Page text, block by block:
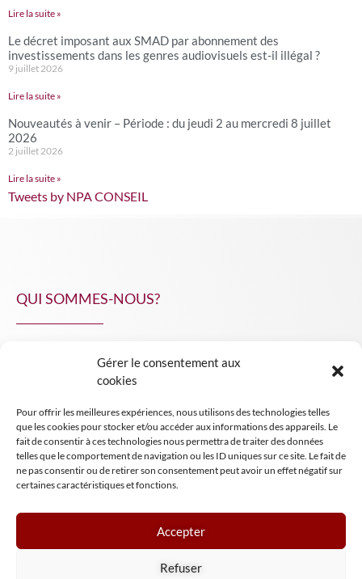
Gérer le consentement aux
cookies
Pour offrir les meilleures expériences, nous utilisons des technologies telles
que les cookies pour stocker et/ou accéder aux informations des appareils. Le
fait de consentir à ces technologies nous permettra de traiter des données
telles que le comportement de navigation ou les ID uniques sur ce site. Le fait de
ne pas consentir ou de retirer son consentement peut avoir un effet négatif sur
certaines caractéristiques et fonctions.
Accepter
Refuser
Lire la suite »
Le décret imposant aux SMAD par abonnement des
investissements dans les genres audiovisuels est-il illégal ?
9 juillet 2026
Lire la suite »
Nouveautés à venir – Période : du jeudi 2 au mercredi 8 juillet
2026
2 juillet 2026
Lire la suite »
Tweets by NPA CONSEIL
QUI SOMMES-NOUS?
INSIGHT NPA
Mentions légales